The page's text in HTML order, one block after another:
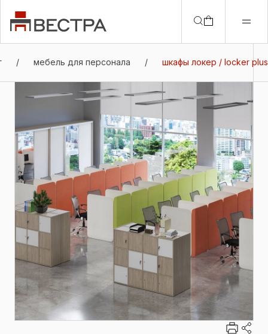
/ мебель для персонала / шкафы локер / locker plus